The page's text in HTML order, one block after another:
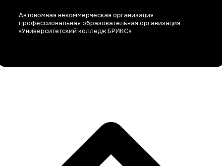
Автономная некоммерческая организация
профессиональная образовательная организация
«Университетский колледж БРИКС»